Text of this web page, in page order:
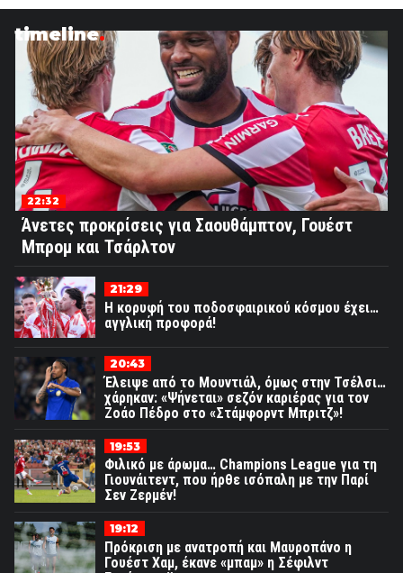
timeline
22:32
Άνετες προκρίσεις για Σαουθάμπτον, Γουέστ
Μπρομ και Τσάρλτον
21:29
Η κορυφή του ποδοσφαιρικού κόσμου έχει…
αγγλική προφορά!
20:43
Έλειψε από το Μουντιάλ, όμως στην Τσέλσι…
χάρηκαν: «Ψήνεται» σεζόν καριέρας για τον
Ζοάο Πέδρο στο «Στάμφορντ Μπριτζ»!
19:53
Φιλικό με άρωμα… Champions League για τη
Γιουνάιτεντ, που ήρθε ισόπαλη με την Παρί
Σεν Ζερμέν!
19:12
Πρόκριση με ανατροπή και Μαυροπάνο η
Γουέστ Χαμ, έκανε «μπαμ» η Σέφιλντ